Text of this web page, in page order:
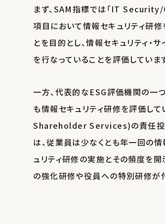
まず、SAM指標では「IT
項目において情報セキュリティ研
とを目的とし、情報セキュリティ
を行なっていることを評価していま
一方、代表的なESG評価機関の
も情報セキュリティ研修を評価し
Shareholder Services)の責任投資
は、従業員は少なくとも年一回の
ュリティ研修の実施とその頻度を開
の強化研修や役員への特別研修が